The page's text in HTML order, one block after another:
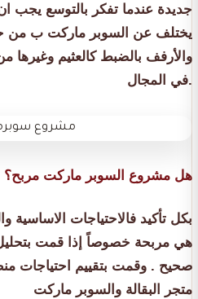
جديدة عندما تفكر بالتوسع يجب
يختلف عن السوبر ماركت ب من
والأرفف بالضبط كالعثيم وغيرها
في المجال.
هل مشروع السوبر ماركت مربح؟
بكل تأكيد فالاحتياجات الاساسية
هي مربحة خصوصاً إذا قمت
صحيح . وقمت بتقييم احتياجات
متجر البقالة والسوبر ماركت